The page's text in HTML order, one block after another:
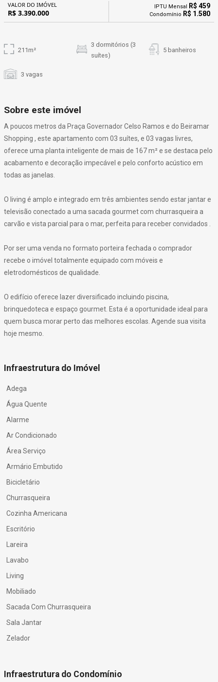
VALOR DO IMÓVEL
R$ 3.390.000
IPTU Mensal R$ 459
Condomínio R$ 1.580
211m²
3 dormitórios (3
suítes)
5 banheiros
3 vagas
Sobre este imóvel
A poucos metros da Praça Governador Celso Ramos e do Beiramar
Shopping , este apartamento com 03 suítes, e 03 vagas livres,
oferece uma planta inteligente de mais de 167 m² e se destaca pelo
acabamento e decoração impecável e pelo conforto acústico em
todas as janelas.
O living é amplo e integrado em três ambientes sendo estar jantar e
televisão conectado a uma sacada gourmet com churrasqueira a
carvão e vista parcial para o mar, perfeita para receber convidados .
Por ser uma venda no formato porteira fechada o comprador
recebe o imóvel totalmente equipado com móveis e
eletrodomésticos de qualidade.
O edifício oferece lazer diversificado incluindo piscina,
brinquedoteca e espaço gourmet. Esta é a oportunidade ideal para
quem busca morar perto das melhores escolas. Agende sua visita
hoje mesmo.
Infraestrutura do Imóvel
Adega
Água Quente
Alarme
Ar Condicionado
Área Serviço
Armário Embutido
Bicicletário
Churrasqueira
Cozinha Americana
Escritório
Lareira
Lavabo
Living
Mobiliado
Sacada Com Churrasqueira
Sala Jantar
Zelador
Infraestrutura do Condomínio